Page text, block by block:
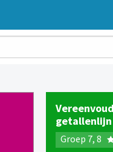
Groep 7, 8